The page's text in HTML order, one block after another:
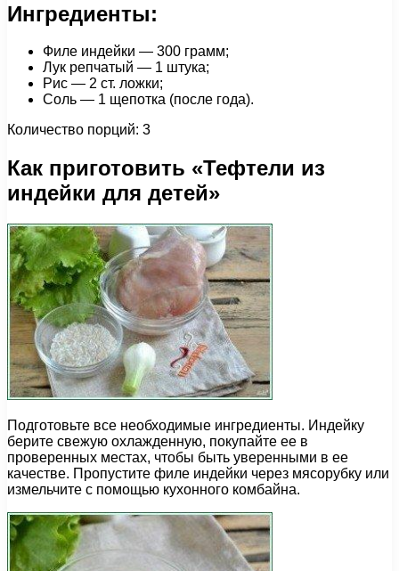
Ингредиенты:
Филе индейки — 300 грамм;
Лук репчатый — 1 штука;
Рис — 2 ст. ложки;
Соль — 1 щепотка (после года).
Количество порций: 3
Как приготовить «Тефтели из
индейки для детей»
Подготовьте все необходимые ингредиенты. Индейку
берите свежую охлажденную, покупайте ее в
проверенных местах, чтобы быть уверенными в ее
качестве. Пропустите филе индейки через мясорубку или
измельчите с помощью кухонного комбайна.